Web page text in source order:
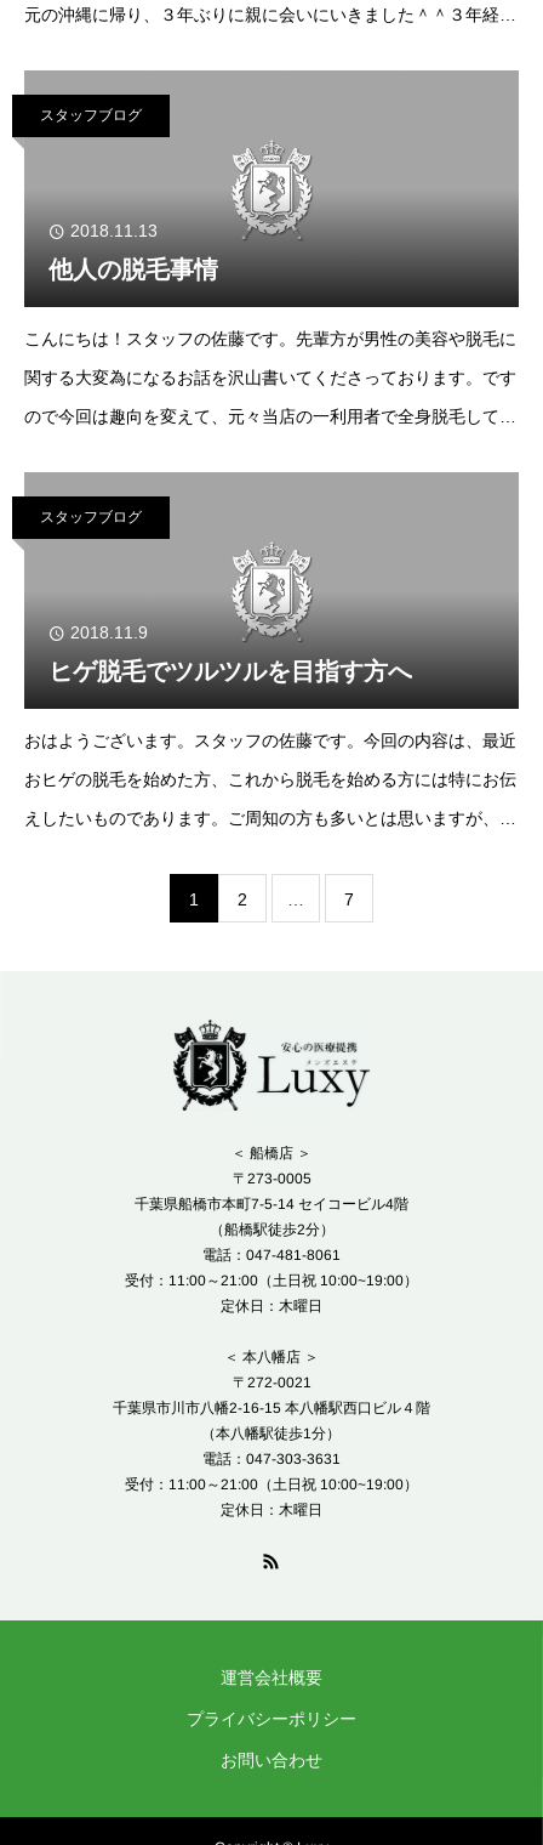
元の沖縄に帰り、３年ぶりに親に会いにいきました＾＾３年経っ
＾何事もなく元気そうでなによりです＾＾良
スタッフブログ
2018.11.13
他人の脱毛事情
こんにちは！スタッフの佐藤です。先輩方が男性の美容や脱毛に
関する大変為になるお話を沢山書いてくださっております。です
ので今回は趣向を変えて、元々当店の一利用者で全身脱毛してい
下記載します内容はあくまで僕
スタッフブログ
2018.11.9
ヒゲ脱毛でツルツルを目指す方へ
おはようございます。スタッフの佐藤です。今回の内容は、最近
おヒゲの脱毛を始めた方、これから脱毛を始める方には特にお伝
えしたいものであります。ご周知の方も多いとは思いますが、お
分けることができます。まず第
1 2 7
＜ 船橋店 ＞
〒273-0005
千葉県船橋市本町7-5-14 セイコービル4階
（船橋駅徒歩2分）
電話：047-481-8061
受付：11:00～21:00（土日祝 10:00~19:00）
定休日：木曜日
＜ 本八幡店 ＞
〒272-0021
千葉県市川市八幡2-16-15 本八幡駅西口ビル４階
（本八幡駅徒歩1分）
電話：047-303-3631
受付：11:00～21:00（土日祝 10:00~19:00）
定休日：木曜日
運営会社概要
プライバシーポリシー
お問い合わせ